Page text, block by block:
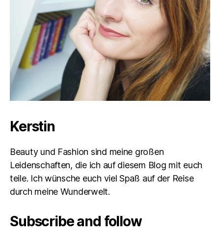
Kerstin
Beauty und Fashion sind meine großen
Leidenschaften, die ich auf diesem Blog mit euch
teile. Ich wünsche euch viel Spaß auf der Reise
durch meine Wunderwelt.
Subscribe and follow